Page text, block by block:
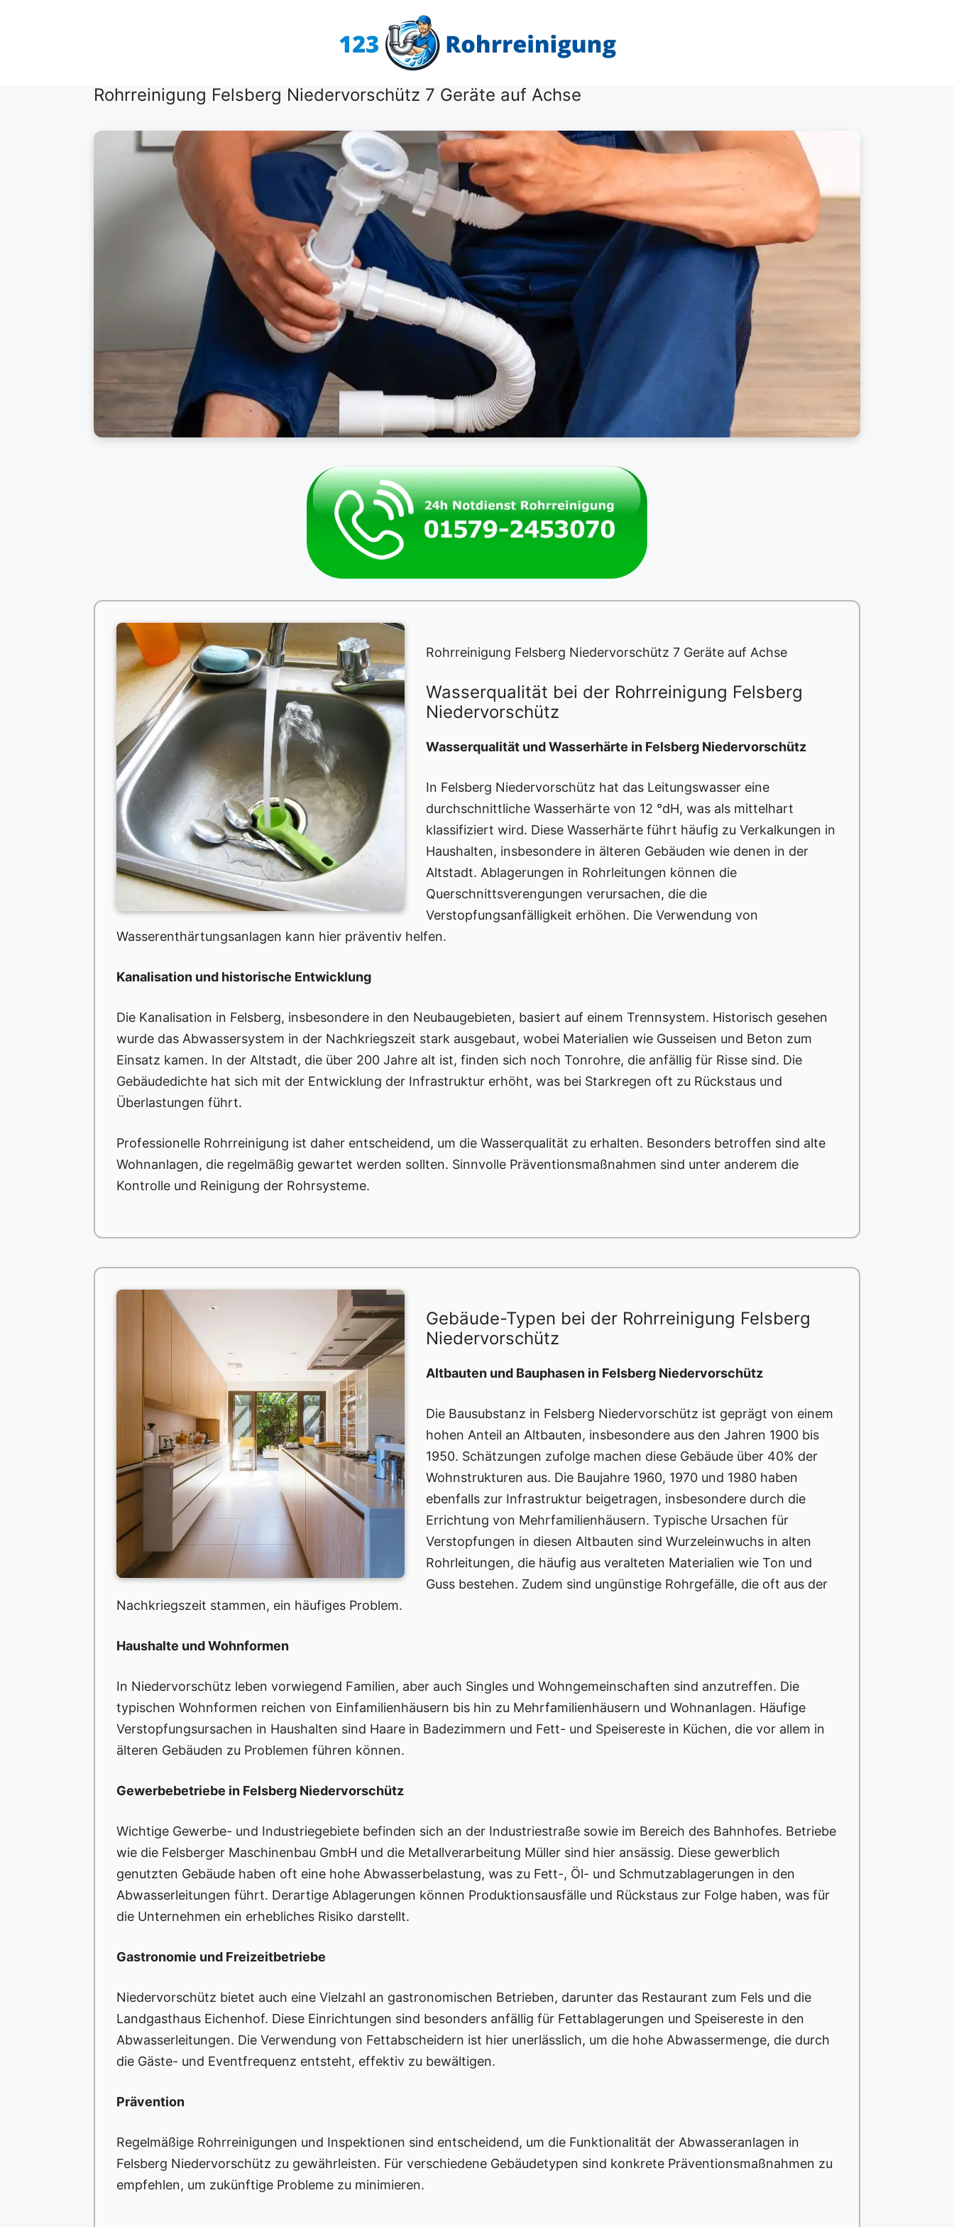
Rohrreinigung Felsberg Niedervorschütz 7 Geräte auf Achse
Rohrreinigung Felsberg Niedervorschütz 7 Geräte auf Achse
Wasserqualität bei der Rohrreinigung Felsberg
Niedervorschütz
Wasserqualität und Wasserhärte in Felsberg Niedervorschütz
In Felsberg Niedervorschütz hat das Leitungswasser eine
durchschnittliche Wasserhärte von 12 °dH, was als mittelhart
klassifiziert wird. Diese Wasserhärte führt häufig zu Verkalkungen in
Haushalten, insbesondere in älteren Gebäuden wie denen in der
Altstadt. Ablagerungen in Rohrleitungen können die
Querschnittsverengungen verursachen, die die
Verstopfungsanfälligkeit erhöhen. Die Verwendung von
Wasserenthärtungsanlagen kann hier präventiv helfen.
Kanalisation und historische Entwicklung
Die Kanalisation in Felsberg, insbesondere in den Neubaugebieten, basiert auf einem Trennsystem. Historisch gesehen
wurde das Abwassersystem in der Nachkriegszeit stark ausgebaut, wobei Materialien wie Gusseisen und Beton zum
Einsatz kamen. In der Altstadt, die über 200 Jahre alt ist, finden sich noch Tonrohre, die anfällig für Risse sind. Die
Gebäudedichte hat sich mit der Entwicklung der Infrastruktur erhöht, was bei Starkregen oft zu Rückstaus und
Überlastungen führt.
Professionelle Rohrreinigung ist daher entscheidend, um die Wasserqualität zu erhalten. Besonders betroffen sind alte
Wohnanlagen, die regelmäßig gewartet werden sollten. Sinnvolle Präventionsmaßnahmen sind unter anderem die
Kontrolle und Reinigung der Rohrsysteme.
Gebäude-Typen bei der Rohrreinigung Felsberg
Niedervorschütz
Altbauten und Bauphasen in Felsberg Niedervorschütz
Die Bausubstanz in Felsberg Niedervorschütz ist geprägt von einem
hohen Anteil an Altbauten, insbesondere aus den Jahren 1900 bis
1950. Schätzungen zufolge machen diese Gebäude über 40% der
Wohnstrukturen aus. Die Baujahre 1960, 1970 und 1980 haben
ebenfalls zur Infrastruktur beigetragen, insbesondere durch die
Errichtung von Mehrfamilienhäusern. Typische Ursachen für
Verstopfungen in diesen Altbauten sind Wurzeleinwuchs in alten
Rohrleitungen, die häufig aus veralteten Materialien wie Ton und
Guss bestehen. Zudem sind ungünstige Rohrgefälle, die oft aus der
Nachkriegszeit stammen, ein häufiges Problem.
Haushalte und Wohnformen
In Niedervorschütz leben vorwiegend Familien, aber auch Singles und Wohngemeinschaften sind anzutreffen. Die
typischen Wohnformen reichen von Einfamilienhäusern bis hin zu Mehrfamilienhäusern und Wohnanlagen. Häufige
Verstopfungsursachen in Haushalten sind Haare in Badezimmern und Fett- und Speisereste in Küchen, die vor allem in
älteren Gebäuden zu Problemen führen können.
Gewerbebetriebe in Felsberg Niedervorschütz
Wichtige Gewerbe- und Industriegebiete befinden sich an der Industriestraße sowie im Bereich des Bahnhofes. Betriebe
wie die Felsberger Maschinenbau GmbH und die Metallverarbeitung Müller sind hier ansässig. Diese gewerblich
genutzten Gebäude haben oft eine hohe Abwasserbelastung, was zu Fett-, Öl- und Schmutzablagerungen in den
Abwasserleitungen führt. Derartige Ablagerungen können Produktionsausfälle und Rückstaus zur Folge haben, was für
die Unternehmen ein erhebliches Risiko darstellt.
Gastronomie und Freizeitbetriebe
Niedervorschütz bietet auch eine Vielzahl an gastronomischen Betrieben, darunter das Restaurant zum Fels und die
Landgasthaus Eichenhof. Diese Einrichtungen sind besonders anfällig für Fettablagerungen und Speisereste in den
Abwasserleitungen. Die Verwendung von Fettabscheidern ist hier unerlässlich, um die hohe Abwassermenge, die durch
die Gäste- und Eventfrequenz entsteht, effektiv zu bewältigen.
Prävention
Regelmäßige Rohrreinigungen und Inspektionen sind entscheidend, um die Funktionalität der Abwasseranlagen in
Felsberg Niedervorschütz zu gewährleisten. Für verschiedene Gebäudetypen sind konkrete Präventionsmaßnahmen zu
empfehlen, um zukünftige Probleme zu minimieren.